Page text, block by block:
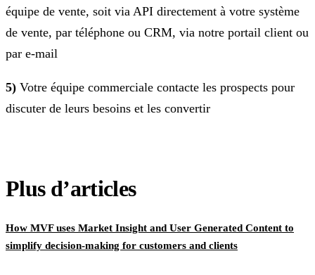
équipe de vente, soit via API directement à votre système
de vente, par téléphone ou CRM, via notre portail client ou
par e-mail
5) Votre équipe commerciale contacte les prospects pour
discuter de leurs besoins et les convertir
Plus d’articles
How MVF uses Market Insight and User Generated Content to
simplify decision-making for customers and clients